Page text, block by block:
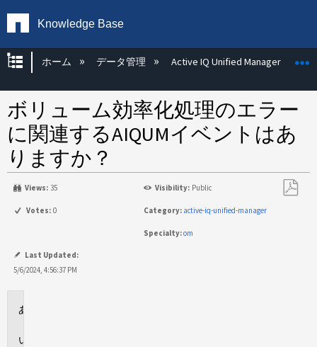
Knowledge Base
グローバル階層を展開/折りたたむ
ホーム データ管理 Active IQ Unified Manager
ボリューム効率化処理のエラー
に関連するAIQUMイベントはあ
りますか？
Views: 35 Visibility: Public
Votes: 0 Category: active-iq-unified-manager
Specialty:om
Last Updated:
5/6/2024, 4:56:37 PM